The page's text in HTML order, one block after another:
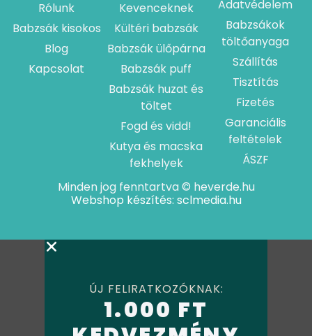
Rólunk
Babzsák kisokos
Blog
Kapcsolat
Kevenceknek
Kültéri babzsák
Babzsák ülőpárna
Babzsák puff
Babzsák huzat és
töltet
Fogd és vidd!
Kutya és macska
fekhelyek
Adatvédelem
Babzsákok
töltőanyaga
Szállítás
Tisztítás
Fizetés
Garanciális
feltételek
ÁSZF
Minden jog fenntartva © heverde.hu
Webshop készítés: sclmedia.hu
ÚJ FELIRATKOZÓKNAK:
1.000 FT